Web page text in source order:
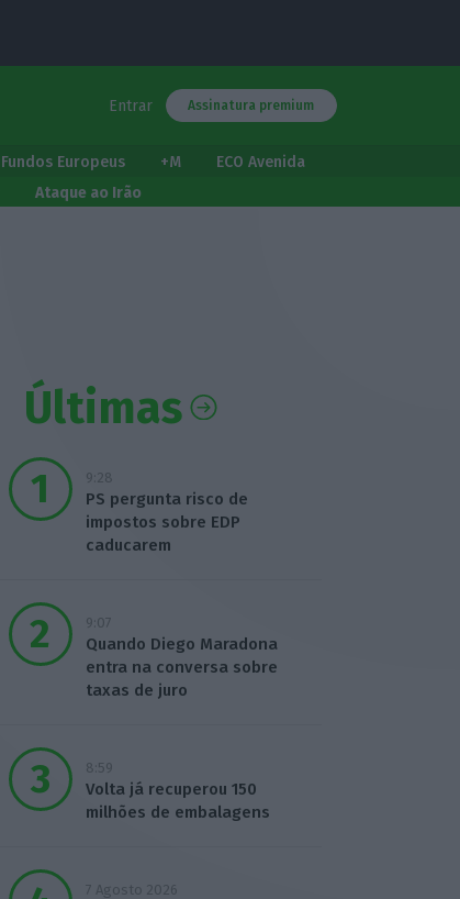
Entrar Assinatura premium
Fundos Europeus +M
ECO Avenida
Ataque ao Irão
Últimas
9:28
PS pergunta risco de
impostos sobre EDP
caducarem
9:07
Quando Diego Maradona
entra na conversa sobre
taxas de juro
8:59
Volta já recuperou 150
milhões de embalagens
7 Agosto 2026